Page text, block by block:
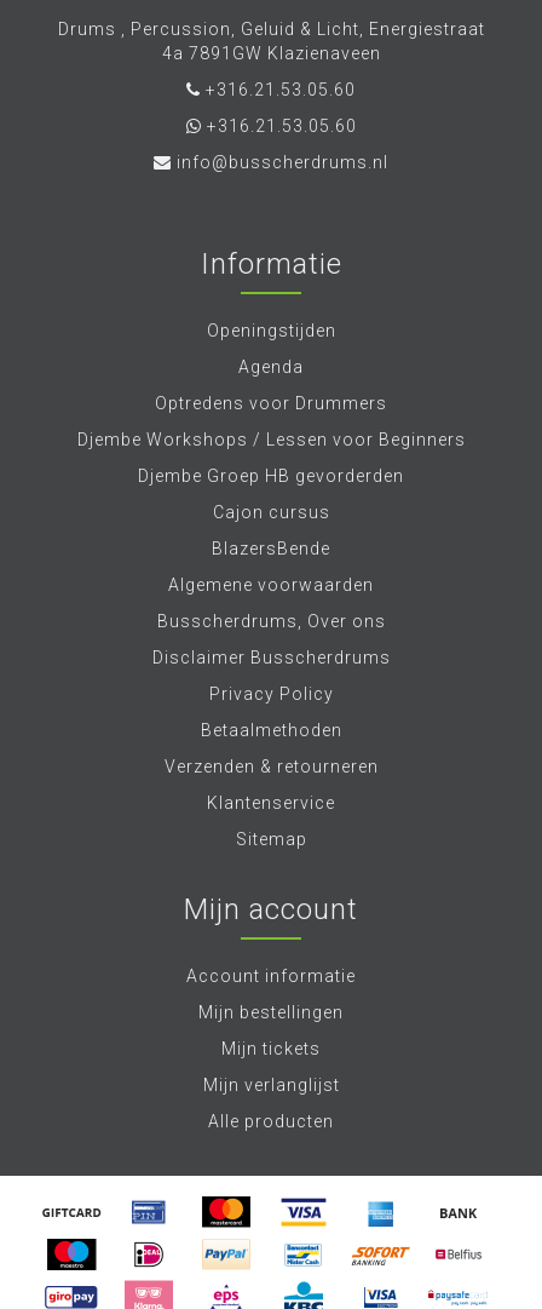
Drums , Percussion, Geluid & Licht, Energiestraat
4a 7891GW Klazienaveen
+316.21.53.05.60
+316.21.53.05.60
info@busscherdrums.nl
Informatie
Openingstijden
Agenda
Optredens voor Drummers
Djembe Workshops / Lessen voor Beginners
Djembe Groep HB gevorderden
Cajon cursus
BlazersBende
Algemene voorwaarden
Busscherdrums, Over ons
Disclaimer Busscherdrums
Privacy Policy
Betaalmethoden
Verzenden & retourneren
Klantenservice
Sitemap
Mijn account
Account informatie
Mijn bestellingen
Mijn tickets
Mijn verlanglijst
Alle producten